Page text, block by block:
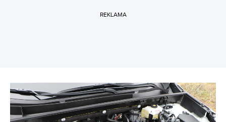
REKLAMA